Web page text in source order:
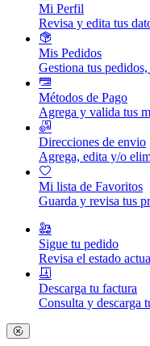
Mi Perfil
Revisa y edita tus
Mis Pedidos
Gestiona tus
Métodos de Pago
Agrega y valida tus
Direcciones de envio
Agrega, edita y/o
Mi lista de Favoritos
Guarda y revisa tus
Sigue tu pedido
Revisa el estado
Descarga tu factura
Consulta y descarga